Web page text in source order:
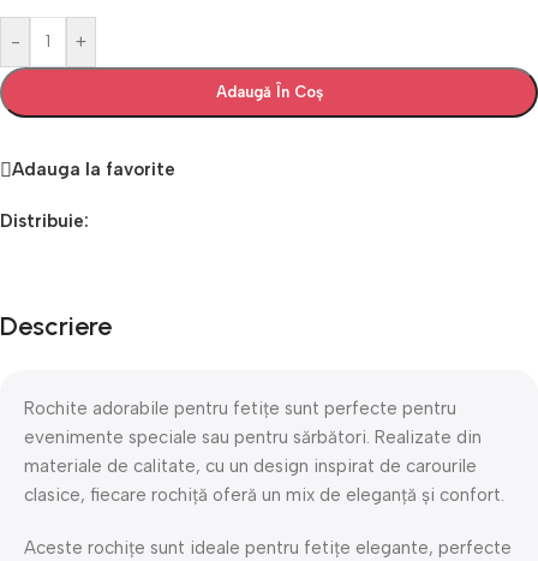
- +
Adaugă În Coș
Adauga la favorite
Distribuie:
Descriere
Rochite adorabile pentru fetițe sunt perfecte pentru
evenimente speciale sau pentru sărbători. Realizate din
materiale de calitate, cu un design inspirat de carourile
clasice, fiecare rochiță oferă un mix de eleganță și confort.
Aceste rochițe sunt ideale pentru fetițe elegante, perfecte